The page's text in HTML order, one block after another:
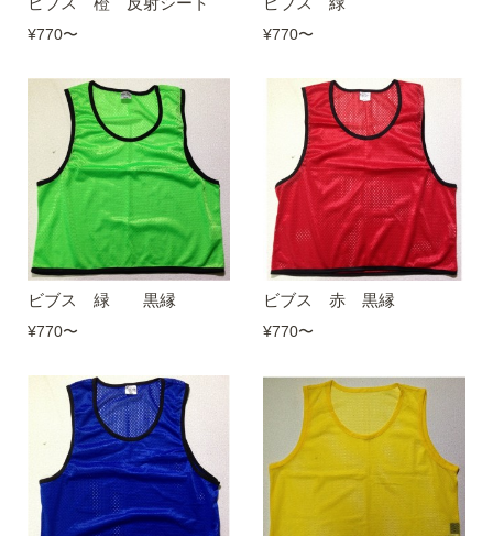
¥770〜 ¥770〜
ビブス 緑 黒縁
¥770〜
ビブス 赤 黒縁
¥770〜